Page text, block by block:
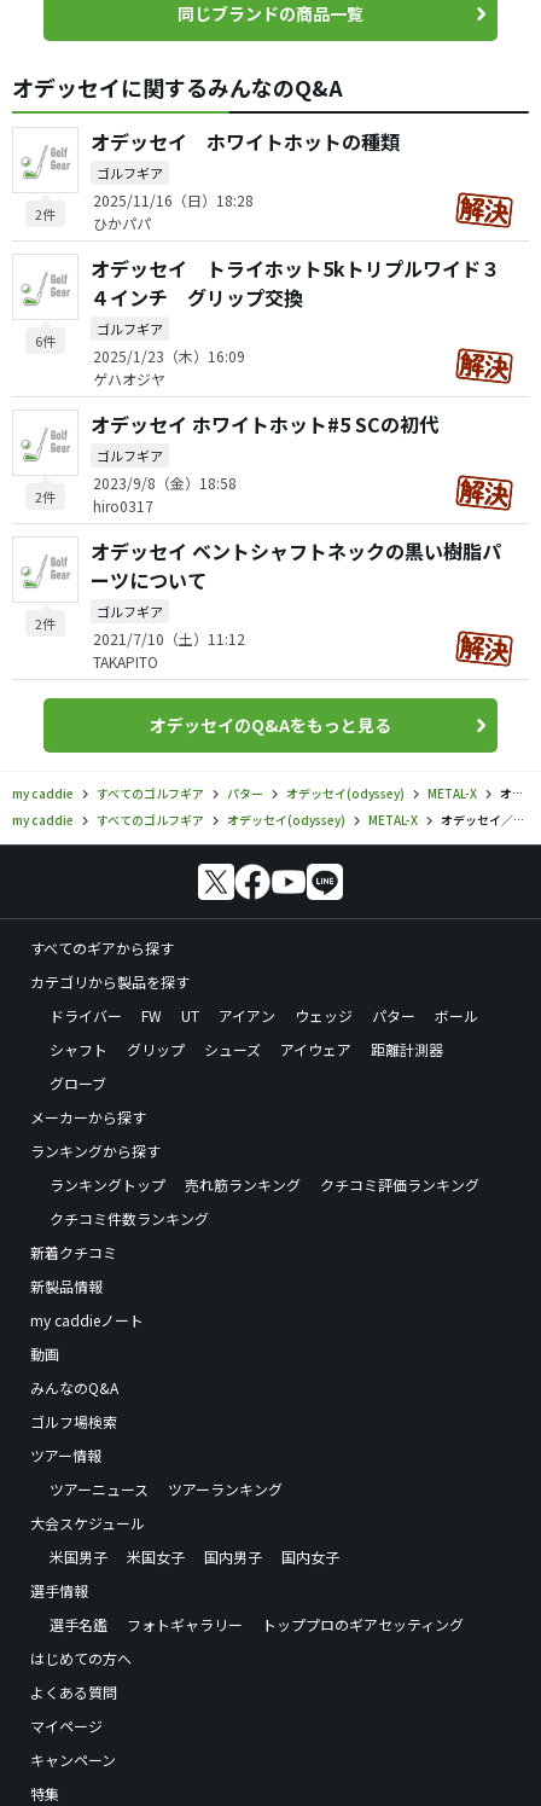
同じブランドの商品一覧
オデッセイに関するみんなのQ&A
2件
オデッセイ ホワイトホットの種類
ゴルフギア
2025/11/16（日）18:28
ひかパパ
6件
オデッセイ トライホット5kトリプルワイド３
４インチ グリップ交換
ゴルフギア
2025/1/23（木）16:09
ゲハオジヤ
2件
オデッセイ ホワイトホット#5 SCの初代
ゴルフギア
2023/9/8（金）18:58
hiro0317
2件
オデッセイ ベントシャフトネックの黒い樹脂パ
ーツについて
ゴルフギア
2021/7/10（土）11:12
TAKAPITO
オデッセイのQ&Aをもっと見る
my caddie すべてのゴルフギア パター オデッセイ(odyssey) METAL-X
オデッセイ／METAL-X／METAL-X D.A.R.T LONGの口コミ評価
my caddie
すべてのゴルフギア オデッセイ(odyssey) METAL-X オデッセイ／METAL-X／METAL-X D.A.R.T LONGの口コミ評価
すべてのギアから探す
カテゴリから製品を探す
ドライバー
FW UT アイアン ウェッジ パター
ボール
シャフト
グリップ シューズ アイウェア
距離計測器
グローブ
メーカーから探す
ランキングから探す
ランキングトップ
売れ筋ランキング
クチコミ評価ランキング
クチコミ件数ランキング
新着クチコミ
新製品情報
my caddieノート
動画
みんなのQ&A
ゴルフ場検索
ツアー情報
ツアーニュース
ツアーランキング
大会スケジュール
米国男子
米国女子 国内男子
国内女子
選手情報
選手名鑑
フォトギャラリー
トッププロのギアセッティング
はじめての方へ
よくある質問
マイページ
キャンペーン
特集